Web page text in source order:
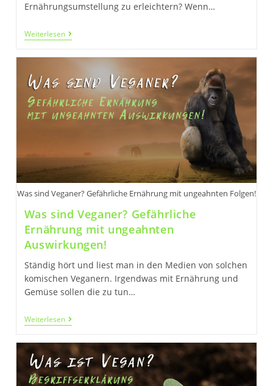
Ernährungsumstellung zu erleichtern? Wenn…
WeiterlesenVegan
Werden:
Für
Einsteiger!
Was sind Veganer? Gefährliche Ernährung mit ungeahnten Folgen!
Was sind Veganer? Gefährliche
Ernährung mit ungeahnten
Auswirkungen!
Ständig hört und liest man in den Medien von solchen
komischen Veganern. Irgendwas mit Ernährung und
Gemüse sollen die zu tun…
WeiterlesenWas
Sind
Gefährliche
Ernährung
Mit
Ungeahnten